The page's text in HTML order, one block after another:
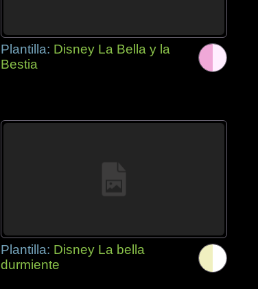
Plantilla: Disney La Bella y la
Bestia
Plantilla: Disney La bella
durmiente